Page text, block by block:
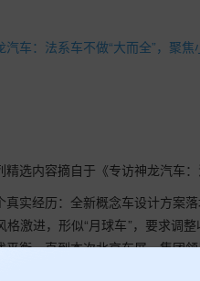
汽车：法系车不做“大而全”，聚焦
精选内容摘自于《专访神龙汽车
真实经历：全新概念车设计方案
格激进，形似“月球车”，要求调
平衡。直到本次北京车展，集团